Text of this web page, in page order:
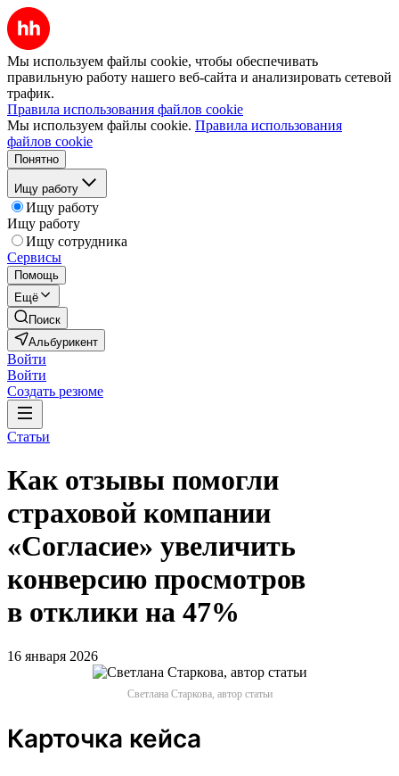
Мы используем файлы cookie, чтобы обеспечивать
правильную работу нашего веб-сайта и анализировать сетевой
трафик.
Правила использования файлов cookie
Мы используем файлы cookie. Правила использования
файлов cookie
Понятно
Ищу работу
Ищу работу
Ищу работу
Ищу сотрудника
Сервисы
Помощь
Ещё
Поиск
Альбурикент
Войти
Войти
Создать резюме
Статьи
Как отзывы помогли
страховой компании
«Согласие» увеличить
конверсию просмотров
в отклики на 47%
16 января 2026
Светлана Старкова, автор статьи
Карточка кейса